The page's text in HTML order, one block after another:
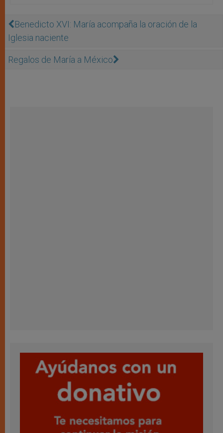
Benedicto XVI: María acompaña la oración de la
Iglesia naciente
Regalos de María a México